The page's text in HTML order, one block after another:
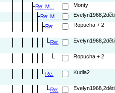
Re: M...
Monty
Re: M...
Evelyn1968,2děti
Re:
Ropucha + 2
Re:
Evelyn1968,2děti
Ropucha + 2
Re:
Kudla2
Re:
Evelyn1968,2děti